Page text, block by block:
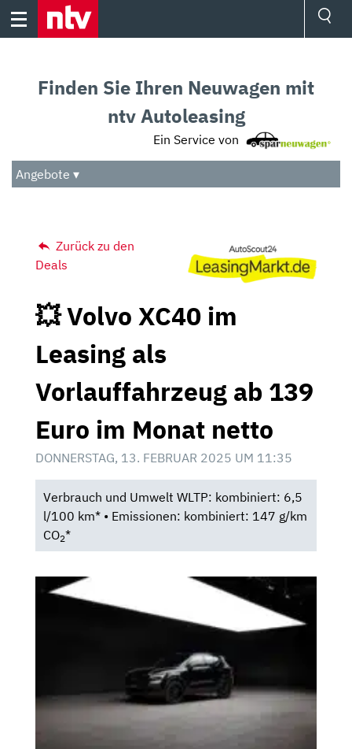
Skip
Audio
Das Beste
Finden Sie Ihren Neuwagen mit
ntv Autoleasing
Ein Service von
Angebote ▾
Zurück zu den
Deals
💥 Volvo XC40 im
Leasing als
Vorlauffahrzeug ab 139
Euro im Monat netto
DONNERSTAG, 13. FEBRUAR 2025 UM 11:35
Verbrauch und Umwelt WLTP: kombiniert: 6,5
l/100 km* • Emissionen: kombiniert: 147 g/km
CO2*